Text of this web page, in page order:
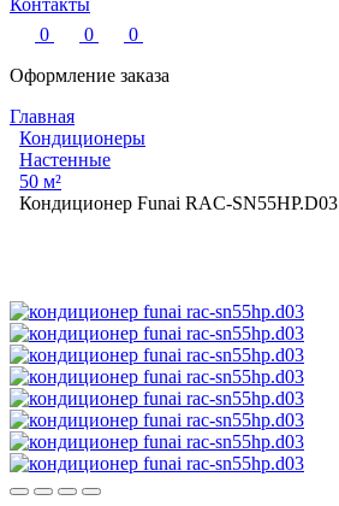
Контакты
0
0
0
Оформление заказа
Главная
Кондиционеры
Настенные
50 м²
Кондиционер Funai RAC-SN55HP.D03